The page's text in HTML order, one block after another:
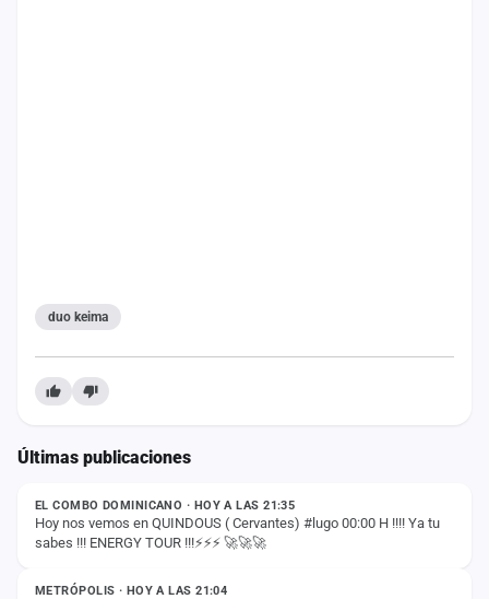
duo keima
Últimas publicaciones
ESTADO
EL COMBO DOMINICANO · HOY A LAS 21:35
Hoy nos vemos en QUINDOUS ( Cervantes) #lugo 00:00 H !!!! Ya tu
sabes !!! ENERGY TOUR !!!⚡️⚡️⚡️ 🚀🚀🚀
ESTADO
METRÓPOLIS · HOY A LAS 21:04